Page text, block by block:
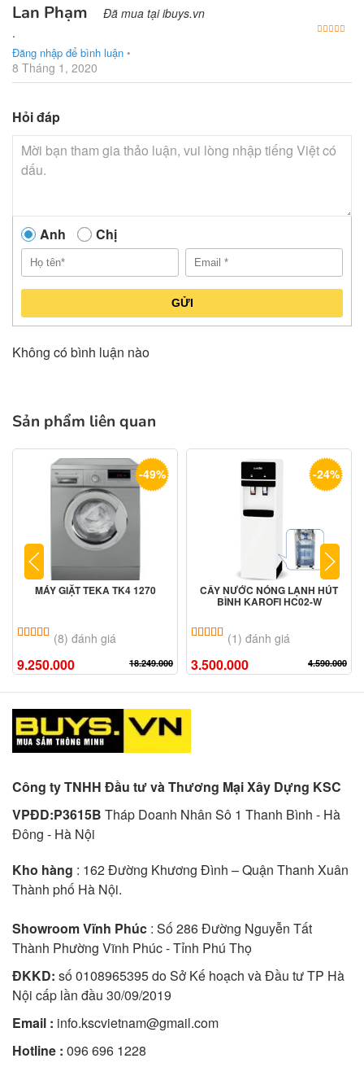
Lan Phạm Đã mua tại ibuys.vn
.
Đăng nhập để bình luận •
8 Tháng 1, 2020
Hỏi đáp
Anh Chị
GỬI
Không có bình luận nào
Sản phẩm liên quan
-49%
MÁY GIẶT TEKA TK4 1270
5.00 trên 5 dựa trên
(8) đánh giá
9.250.000 18.249.000
-24%
CÂY NƯỚC NÓNG LẠNH HÚT
BÌNH KAROFI HC02-W
5.00 trên 5 dựa trên
(1) đánh giá
3.500.000 4.590.000
Công ty TNHH Đầu tư và Thương Mại Xây Dựng KSC
VPĐD:P3615B Tháp Doanh Nhân Sô 1 Thanh Bình - Hà
Đông - Hà Nội
Kho hàng : 162 Đường Khương Đình – Quận Thanh Xuân
Thành phố Hà Nội.
Showroom Vĩnh Phúc : Số 286 Đường Nguyễn Tất
Thành Phường Vĩnh Phúc - Tỉnh Phú Thọ
ĐKKD: số 0108965395 do Sở Kế hoạch và Đầu tư TP Hà
Nội cấp lần đầu 30/09/2019
Email : info.kscvietnam@gmail.com
Hotline : 096 696 1228